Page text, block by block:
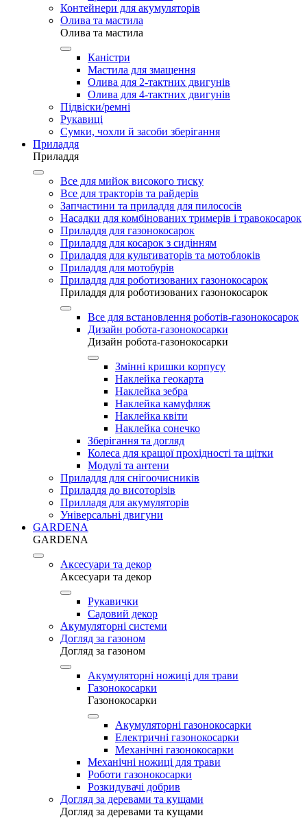
Контейнери для акумуляторів
Олива та мастила
Олива та мастила
Каністри
Мастила для змащення
Олива для 2-тактних двигунів
Олива для 4-тактних двигунів
Підвіски/ремні
Рукавиці
Сумки, чохли й засоби зберігання
Приладдя
Приладдя
Все для мийок високого тиску
Все для тракторів та райдерів
Запчастини та приладдя для пилососів
Насадки для комбінованих тримерів і травокосарок
Приладдя для газонокосарок
Приладдя для косарок з сидінням
Приладдя для культиваторів та мотоблоків
Приладдя для мотобурів
Приладдя для роботизованих газонокосарок
Приладдя для роботизованих газонокосарок
Все для встановлення роботів-газонокосарок
Дизайн робота-газонокосарки
Дизайн робота-газонокосарки
Змінні кришки корпусу
Наклейка геокарта
Наклейка зебра
Наклейка камуфляж
Наклейка квіти
Наклейка сонечко
Зберігання та догляд
Колеса для кращої прохідності та щітки
Модулі та антени
Приладдя для снігоочисників
Приладдя до висоторізів
Прилладя для акумуляторів
Універсальні двигуни
GARDENA
GARDENA
Аксесуари та декор
Аксесуари та декор
Рукавички
Садовий декор
Акумуляторні системи
Догляд за газоном
Догляд за газоном
Акумуляторні ножиці для трави
Газонокосарки
Газонокосарки
Акумуляторні газонокосарки
Електричні газонокосарки
Механічні газонокосарки
Механічні ножиці для трави
Роботи газонокосарки
Розкидувачі добрив
Догляд за деревами та кущами
Догляд за деревами та кущами